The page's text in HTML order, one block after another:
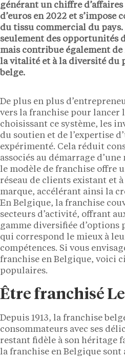
générant un chiffre
d’euros en 2022 et
du tissu commercial du
seulement des opportunités
mais contribue également
la vitalité et à la diversité du
belge.
De plus en plus
vers la franchise pour lancer
choisissant ce système, les
du soutien et de l’expertise
expérimenté. Cela réduit
associés au démarrage
le modèle de franchise offre
réseau de clients existant et
marque, accélérant ainsi la
En Belgique, la franchise
secteurs d’activité, offrant
gamme diversifiée d’options
qui correspond le mieux à
compétences. Si vous
franchise en Belgique, voici
populaires.
Être franchisé
Depuis 1913, la franchise
consommateurs avec ses
restant fidèle à son héritage
la franchise en Belgique